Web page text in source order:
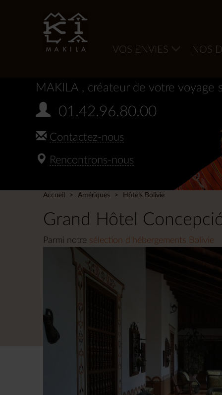
VOS ENVIES NOS
MAKILA , créateur de votre voyage
01.42.96.80.00
Contactez-nous
Rencontrons-nous
Accueil Amériques Hôtels Bolivie
Grand Hôtel
Parmi notre sélection d'hébergements Bolivie